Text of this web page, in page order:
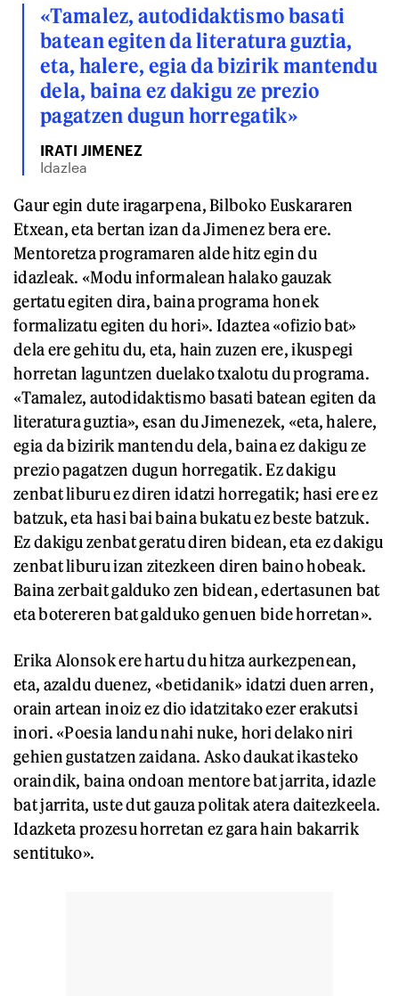
«Tamalez, autodidaktismo basati
batean egiten da literatura guztia,
eta, halere, egia da bizirik mantendu
dela, baina ez dakigu ze prezio
pagatzen dugun horregatik»
IRATI JIMENEZ
Idazlea
Gaur egin dute iragarpena, Bilboko Euskararen
Etxean, eta bertan izan da Jimenez bera ere.
Mentoretza programaren alde hitz egin du
idazleak. «Modu informalean halako gauzak
gertatu egiten dira, baina programa honek
formalizatu egiten du hori». Idaztea «ofizio bat»
dela ere gehitu du, eta, hain zuzen ere, ikuspegi
horretan laguntzen duelako txalotu du programa.
«Tamalez, autodidaktismo basati batean egiten da
literatura guztia», esan du Jimenezek, «eta, halere,
egia da bizirik mantendu dela, baina ez dakigu ze
prezio pagatzen dugun horregatik. Ez dakigu
zenbat liburu ez diren idatzi horregatik; hasi ere ez
batzuk, eta hasi bai baina bukatu ez beste batzuk.
Ez dakigu zenbat geratu diren bidean, eta ez dakigu
zenbat liburu izan zitezkeen diren baino hobeak.
Baina zerbait galduko zen bidean, edertasunen bat
eta botereren bat galduko genuen bide horretan».
Erika Alonsok ere hartu du hitza aurkezpenean,
eta, azaldu duenez, «betidanik» idatzi duen arren,
orain artean inoiz ez dio idatzitako ezer erakutsi
inori. «Poesia landu nahi nuke, hori delako niri
gehien gustatzen zaidana. Asko daukat ikasteko
oraindik, baina ondoan mentore bat jarrita, idazle
bat jarrita, uste dut gauza politak atera daitezkeela.
Idazketa prozesu horretan ez gara hain bakarrik
sentituko».